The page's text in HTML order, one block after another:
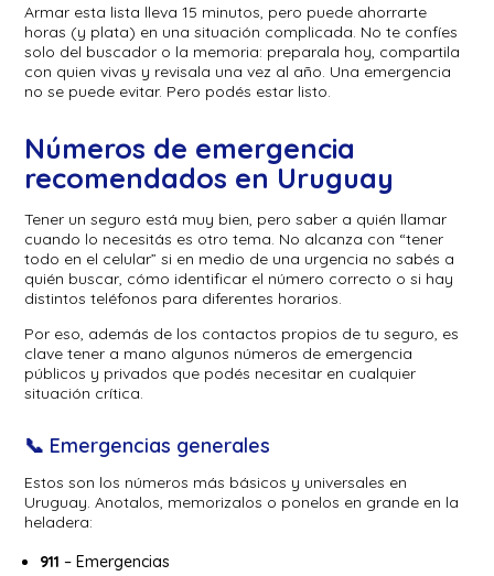
Armar esta lista lleva 15 minutos, pero puede ahorrarte
horas (y plata) en una situación complicada. No te confíes
solo del buscador o la memoria: preparala hoy, compartila
con quien vivas y revisala una vez al año. Una emergencia
no se puede evitar. Pero podés estar listo.
Números de emergencia
recomendados en Uruguay
Tener un seguro está muy bien, pero saber a quién llamar
cuando lo necesitás es otro tema. No alcanza con “tener
todo en el celular” si en medio de una urgencia no sabés a
quién buscar, cómo identificar el número correcto o si hay
distintos teléfonos para diferentes horarios.
Por eso, además de los contactos propios de tu seguro, es
clave tener a mano algunos números de emergencia
públicos y privados que podés necesitar en cualquier
situación crítica.
📞 Emergencias generales
Estos son los números más básicos y universales en
Uruguay. Anotalos, memorizalos o ponelos en grande en la
heladera:
911 – Emergencias